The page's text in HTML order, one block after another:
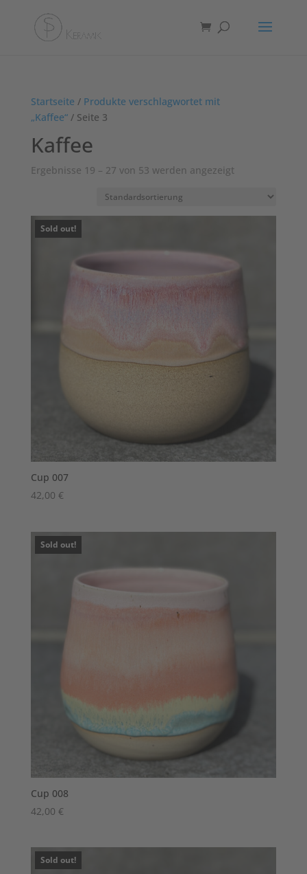
Startseite / Produkte verschlagwortet mit
„Kaffee“/ Seite 3
Kaffee
Ergebnisse 19 – 27 von 53 werden angezeigt
Sold out!
Cup 007
42,00 €
Sold out!
Cup 008
42,00 €
Sold out!